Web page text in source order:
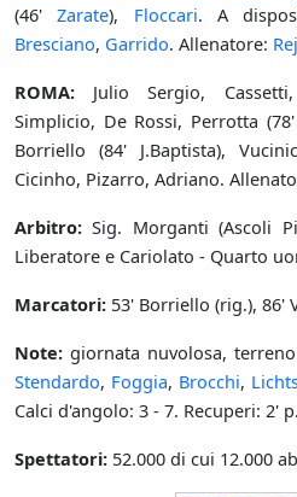
(46'Zarate), Floccari. A
Bresciano, Garrido. Allenatore:
ROMA: Julio Sergio,
Simplicio, De Rossi, Perrotta
Borriello (84' J.Baptista),
Cicinho, Pizarro, Adriano.
Arbitro: Sig. Morganti (Ascoli
Liberatore e Cariolato - Quarto
Marcatori: 53' Borriello (rig.), 86'
Note: giornata nuvolosa,
Stendardo, Foggia, Brocchi,
Calci d'angolo: 3 - 7. Recuperi: 2'
Spettatori: 52.000 di cui 12.000